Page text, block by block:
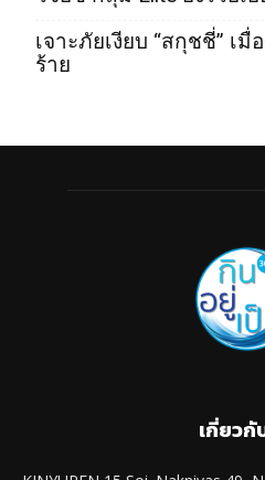
เจาะภัยเงียบ “สกุชชี่” เ
ร้าย
เกี่ยวกั